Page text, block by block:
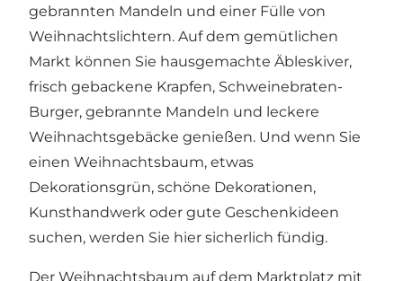
gebrannten Mandeln und einer Fülle von
Weihnachtslichtern. Auf dem gemütlichen
Markt können Sie hausgemachte Äbleskiver,
frisch gebackene Krapfen, Schweinebraten-
Burger, gebrannte Mandeln und leckere
Weihnachtsgebäcke genießen. Und wenn Sie
einen Weihnachtsbaum, etwas
Dekorationsgrün, schöne Dekorationen,
Kunsthandwerk oder gute Geschenkideen
suchen, werden Sie hier sicherlich fündig.
Der Weihnachtsbaum auf dem Marktplatz mit